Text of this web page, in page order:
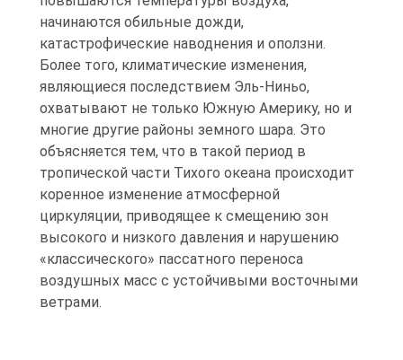
начинаются обильные дожди,
катастрофические наводнения и оползни.
Более того, климатические изменения,
являющиеся последствием Эль-Ниньо,
охватывают не только Южную Америку, но и
многие другие районы земного шара. Это
объясняется тем, что в такой период в
тропической части Тихого океана происходит
коренное изменение атмосферной
циркуляции, приводящее к смещению зон
высокого и низкого давления и нарушению
«классического» пассатного переноса
воздушных масс с устойчивыми восточными
ветрами.